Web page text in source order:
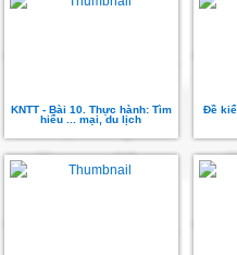
KNTT - Bài 10. Thực hành: Tìm
hiểu ... mại, du lịch
Đề